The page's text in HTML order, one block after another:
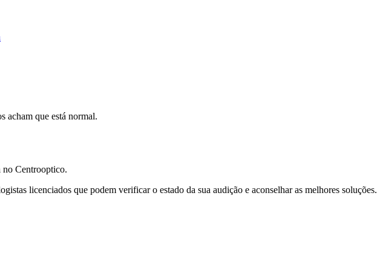
acham que está normal.
no Centrooptico.
licenciados que podem verificar o estado da sua audição e aconselhar as melhores soluções.